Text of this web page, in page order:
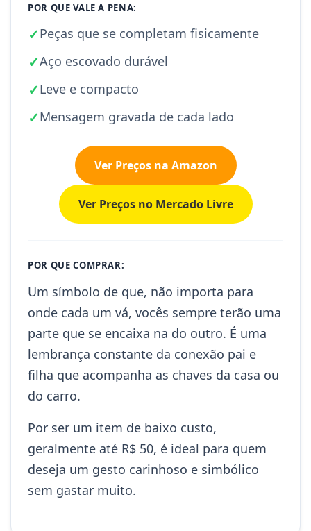
POR QUE VALE A PENA:
✓Peças que se completam fisicamente
✓Aço escovado durável
✓Leve e compacto
✓Mensagem gravada de cada lado
Ver Preços na Amazon
Ver Preços no Mercado Livre
POR QUE COMPRAR:
Um símbolo de que, não importa para
onde cada um vá, vocês sempre terão uma
parte que se encaixa na do outro. É uma
lembrança constante da conexão pai e
filha que acompanha as chaves da casa ou
do carro.
Por ser um item de baixo custo,
geralmente até R$ 50, é ideal para quem
deseja um gesto carinhoso e simbólico
sem gastar muito.